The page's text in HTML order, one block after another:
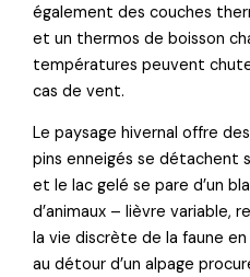
également des couches
et un thermos de boisson
températures peuvent
cas de vent.
Le paysage hivernal offre
pins enneigés se détachent
et le lac gelé se pare d’un
d’animaux – lièvre variable,
la vie discrète de la faune
au détour d’un alpage